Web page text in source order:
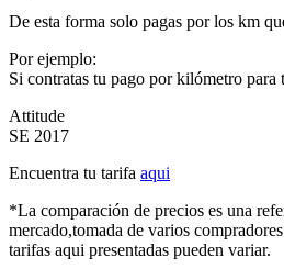
De esta forma solo pagas por los km
Por ejemplo:
Si contratas tu pago por kilómetro para
Attitude
SE 2017
Encuentra tu tarifa aqui
*La comparación de precios es una
mercado,tomada de varios
tarifas aqui presentadas pueden variar.